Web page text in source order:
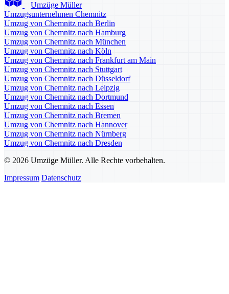
Umzüge Müller
Umzugsunternehmen Chemnitz
Umzug von Chemnitz nach Berlin
Umzug von Chemnitz nach Hamburg
Umzug von Chemnitz nach München
Umzug von Chemnitz nach Köln
Umzug von Chemnitz nach Frankfurt am Main
Umzug von Chemnitz nach Stuttgart
Umzug von Chemnitz nach Düsseldorf
Umzug von Chemnitz nach Leipzig
Umzug von Chemnitz nach Dortmund
Umzug von Chemnitz nach Essen
Umzug von Chemnitz nach Bremen
Umzug von Chemnitz nach Hannover
Umzug von Chemnitz nach Nürnberg
Umzug von Chemnitz nach Dresden
© 2026 Umzüge Müller. Alle Rechte vorbehalten.
Impressum Datenschutz